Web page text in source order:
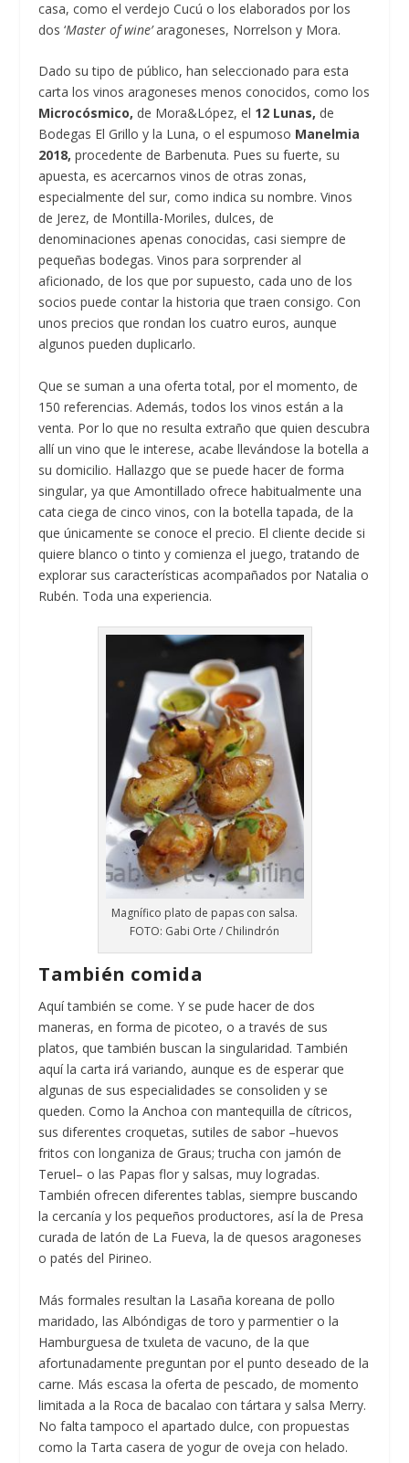
casa, como el verdejo Cucú o los elaborados por los
dos ‘Master of wine’aragoneses, Norrelson y Mora.
Dado su tipo de público, han seleccionado para esta
carta los vinos aragoneses menos conocidos, como los
Microcósmico, de Mora&López, el 12 Lunas, de
Bodegas El Grillo y la Luna, o el espumoso Manelmia
2018, procedente de Barbenuta. Pues su fuerte, su
apuesta, es acercarnos vinos de otras zonas,
especialmente del sur, como indica su nombre. Vinos
de Jerez, de Montilla-Moriles, dulces, de
denominaciones apenas conocidas, casi siempre de
pequeñas bodegas. Vinos para sorprender al
aficionado, de los que por supuesto, cada uno de los
socios puede contar la historia que traen consigo. Con
unos precios que rondan los cuatro euros, aunque
algunos pueden duplicarlo.
Que se suman a una oferta total, por el momento, de
150 referencias. Además, todos los vinos están a la
venta. Por lo que no resulta extraño que quien descubra
allí un vino que le interese, acabe llevándose la botella a
su domicilio. Hallazgo que se puede hacer de forma
singular, ya que Amontillado ofrece habitualmente una
cata ciega de cinco vinos, con la botella tapada, de la
que únicamente se conoce el precio. El cliente decide si
quiere blanco o tinto y comienza el juego, tratando de
explorar sus características acompañados por Natalia o
Rubén. Toda una experiencia.
Magnífico plato de papas con salsa.
FOTO: Gabi Orte / Chilindrón
También comida
Aquí también se come. Y se pude hacer de dos
maneras, en forma de picoteo, o a través de sus
platos, que también buscan la singularidad. También
aquí la carta irá variando, aunque es de esperar que
algunas de sus especialidades se consoliden y se
queden. Como la Anchoa con mantequilla de cítricos,
sus diferentes croquetas, sutiles de sabor –huevos
fritos con longaniza de Graus; trucha con jamón de
Teruel– o las Papas flor y salsas, muy logradas.
También ofrecen diferentes tablas, siempre buscando
la cercanía y los pequeños productores, así la de Presa
curada de latón de La Fueva, la de quesos aragoneses
o patés del Pirineo.
Más formales resultan la Lasaña koreana de pollo
maridado, las Albóndigas de toro y parmentier o la
Hamburguesa de txuleta de vacuno, de la que
afortunadamente preguntan por el punto deseado de la
carne. Más escasa la oferta de pescado, de momento
limitada a la Roca de bacalao con tártara y salsa Merry.
No falta tampoco el apartado dulce, con propuestas
como la Tarta casera de yogur de oveja con helado.